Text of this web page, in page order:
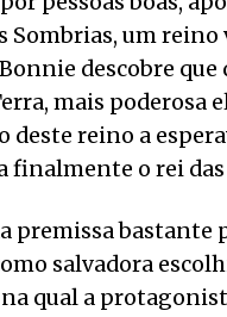
Sombrias, um
descobre
mais poderosa
deste reino a
finalmente o rei das
premissa bastante
salvadora
qual a